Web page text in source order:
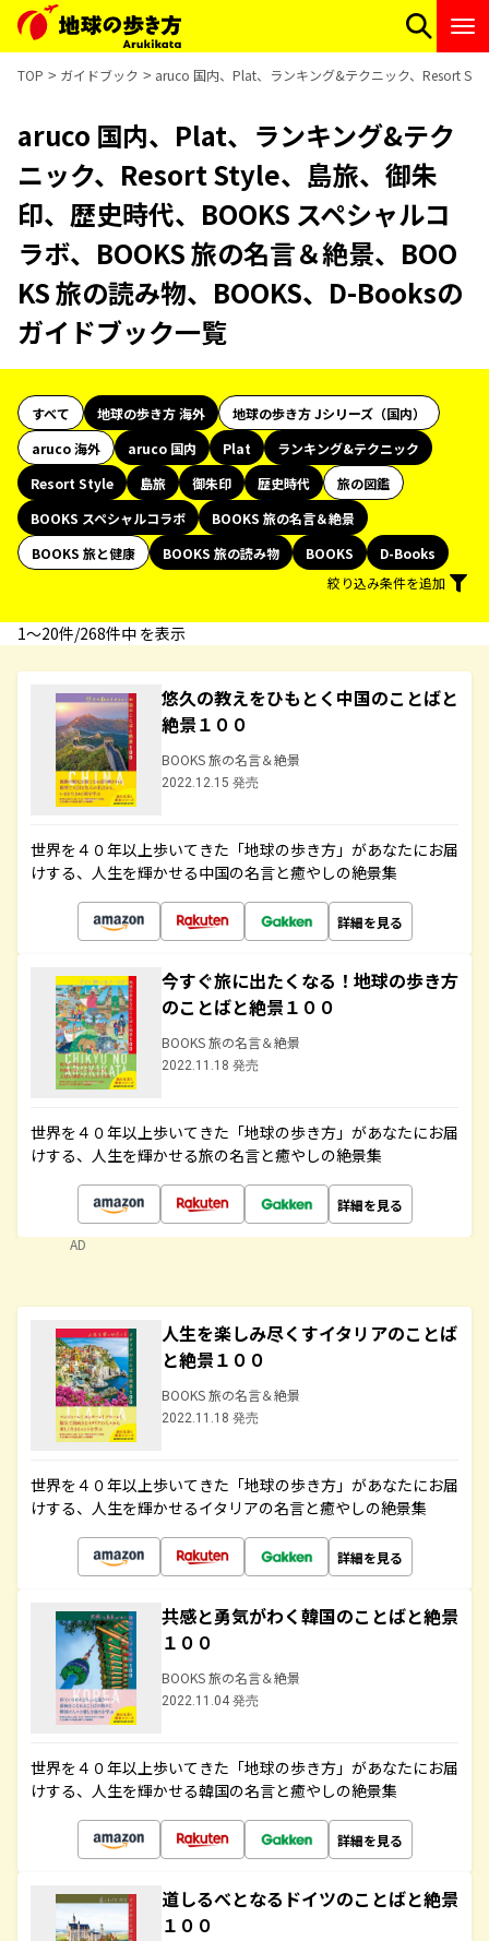
TOP ガイドブック aruco 国内、Plat、ランキング&テクニック、Resort
aruco 国内、Plat、ランキング&テク
ニック、Resort Style、島旅、御朱
印、歴史時代、BOOKS スペシャルコ
ラボ、BOOKS 旅の名言＆絶景、BOO
KS 旅の読み物、BOOKS、D-Booksの
ガイドブック一覧
すべて 地球の歩き方 海外
地球の歩き方 Jシリーズ（国内）
aruco 海外
aruco 国内 Plat
ランキング&テクニック
Resort Style
島旅 御朱印 歴史時代
旅の図鑑
BOOKS スペシャルコラボ
BOOKS 旅の名言＆絶景
BOOKS 旅と健康
BOOKS 旅の読み物 BOOKS
D-Books
絞り込み条件を追加
1〜20件/268件中 を表示
悠久の教えをひもとく中国のことばと
絶景１００
BOOKS 旅の名言＆絶景
2022.12.15 発売
世界を４０年以上歩いてきた「地球の歩き方」があなたにお届
けする、人生を輝かせる中国の名言と癒やしの絶景集
詳細を見る
今すぐ旅に出たくなる！地球の歩き方
のことばと絶景１００
BOOKS 旅の名言＆絶景
2022.11.18 発売
世界を４０年以上歩いてきた「地球の歩き方」があなたにお届
けする、人生を輝かせる旅の名言と癒やしの絶景集
詳細を見る
AD
人生を楽しみ尽くすイタリアのことば
と絶景１００
BOOKS 旅の名言＆絶景
2022.11.18 発売
世界を４０年以上歩いてきた「地球の歩き方」があなたにお届
けする、人生を輝かせるイタリアの名言と癒やしの絶景集
詳細を見る
共感と勇気がわく韓国のことばと絶景
１００
BOOKS 旅の名言＆絶景
2022.11.04 発売
世界を４０年以上歩いてきた「地球の歩き方」があなたにお届
けする、人生を輝かせる韓国の名言と癒やしの絶景集
詳細を見る
道しるべとなるドイツのことばと絶景
１００